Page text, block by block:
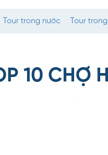
Tour trong nước Tour
10 CHỢ